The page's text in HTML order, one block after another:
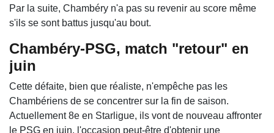
Par la suite, Chambéry n'a pas su revenir au score même
s'ils se sont battus jusqu'au bout.
Chambéry-PSG, match "retour" en
juin
Cette défaite, bien que réaliste, n'empêche pas les
Chambériens de se concentrer sur la fin de saison.
Actuellement 8e en Starligue, ils vont de nouveau affronter
le PSG en juin, l'occasion peut-être d'obtenir une